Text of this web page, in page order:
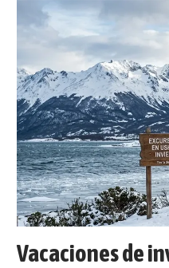
Vacaciones de